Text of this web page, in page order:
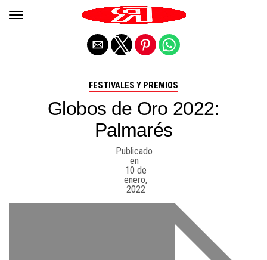
FESTIVALES Y PREMIOS
Globos de Oro 2022:
Palmarés
Publicado
en
10 de
enero,
2022
Salir de la versión móvil